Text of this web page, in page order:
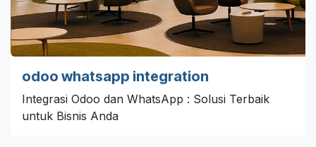
odoo whatsapp integration
Integrasi Odoo dan WhatsApp : Solusi Terbaik
untuk Bisnis Anda